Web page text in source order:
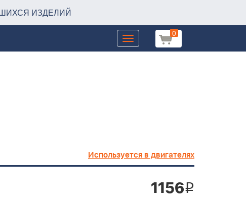
ИЗДЕЛИЙ
0
Toggle
navigation
Используется в двигателях
1156i